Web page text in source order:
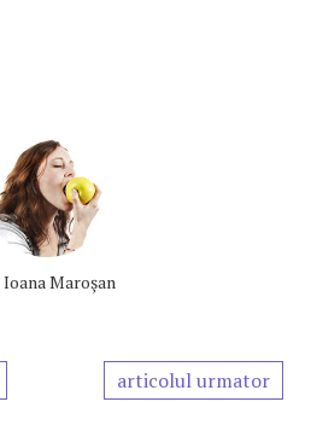
Ioana Maroşan
articolul urmator